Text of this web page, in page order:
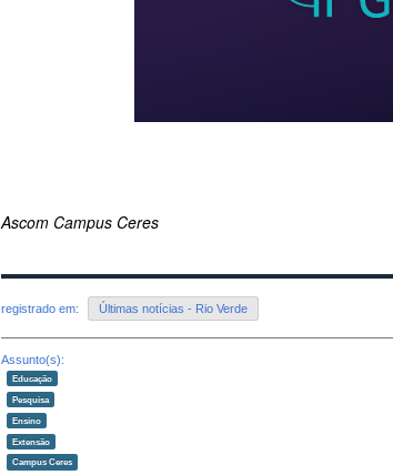
Ascom Campus Ceres
registrado em: Últimas notícias - Rio Verde
Assunto(s):
Educação
Pesquisa
Ensino
Extensão
Campus Ceres